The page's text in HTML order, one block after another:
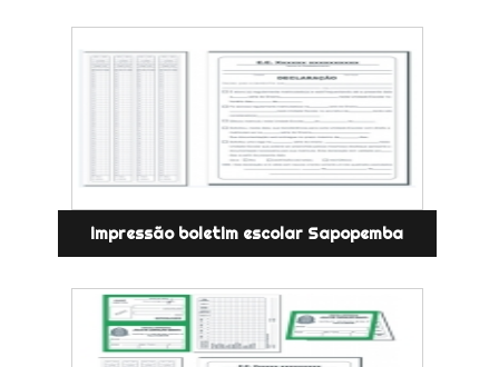
impressão boletim escolar Sapopemba